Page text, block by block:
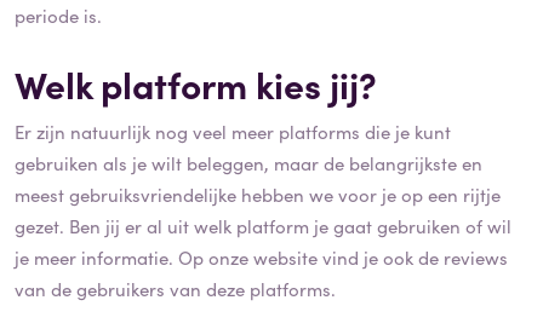
periode is.
Welk platform kies jij?
Er zijn natuurlijk nog veel meer platforms die je kunt
gebruiken als je wilt beleggen, maar de belangrijkste en
meest gebruiksvriendelijke hebben we voor je op een rijtje
gezet. Ben jij er al uit welk platform je gaat gebruiken of wil
je meer informatie. Op onze website vind je ook de reviews
van de gebruikers van deze platforms.